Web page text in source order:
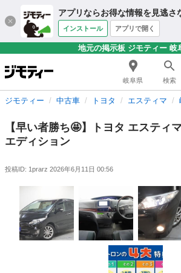
アプリならお得な情報を見逃さ
インストール アプリで開く
地元の掲示板 ジモティー 岐
岐阜県 検索
ジモティー 中古車 トヨタ エスティマ
【早い者勝ち🤩】トヨタ エステ
エディション
投稿ID: 1prarz 2026年6月11日 00:56